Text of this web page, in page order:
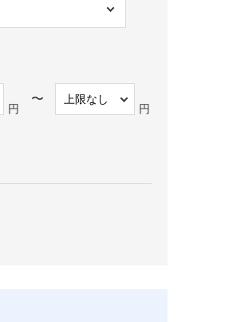
を具体化したい医師の
す。
円
〜
円